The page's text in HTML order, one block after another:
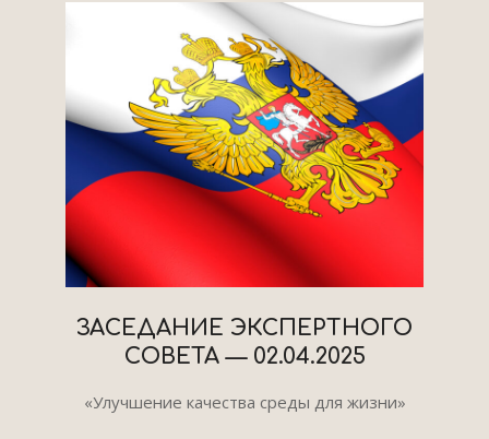
ЗАСЕДАНИЕ ЭКСПЕРТНОГО
СОВЕТА — 02.04.2025
04-«Улучшение качества среды для жизни»